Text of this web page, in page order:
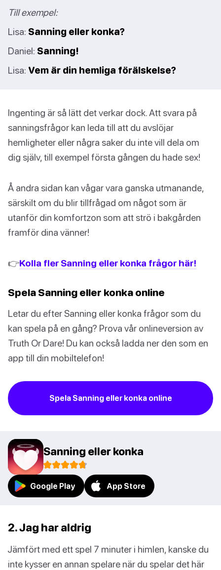
Till exempel:
Lisa: Sanning eller konka?
Daniel: Sanning!
Lisa: Vem är din hemliga förälskelse?
Ingenting är så lätt det verkar dock. Att svara på
sanningsfrågor kan leda till att du avslöjar
hemligheter eller några saker du inte vill dela om
dig själv, till exempel första gången du hade sex!
Å andra sidan kan vågar vara ganska utmanande,
särskilt om du blir tillfrågad om något som är
utanför din komfortzon som att strö i bakgården
framför dina vänner!
👉Kolla fler Sanning eller konka frågor här!
Spela Sanning eller konka online
Letar du efter Sanning eller konka frågor som du
kan spela på en gång? Prova vår onlineversion av
Truth Or Dare! Du kan också ladda ner den som en
app till din mobiltelefon!
Spela Sanning eller konka online
Sanning eller konka
Google Play App Store
2. Jag har aldrig
Jämfört med ett spel 7 minuter i himlen, kanske du
inte kysser en annan spelare när du spelar det här